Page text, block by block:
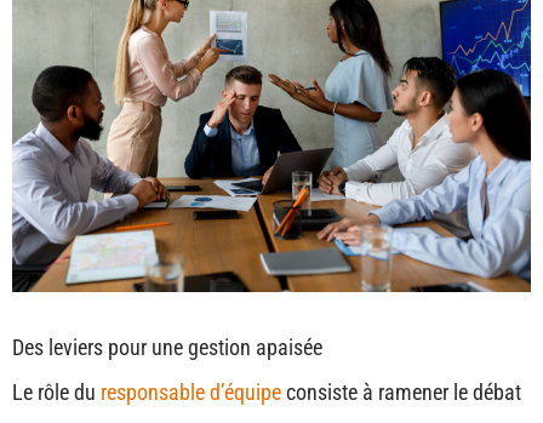
Des leviers pour une gestion apaisée
Le rôle du responsable d’équipeconsiste à ramener le débat